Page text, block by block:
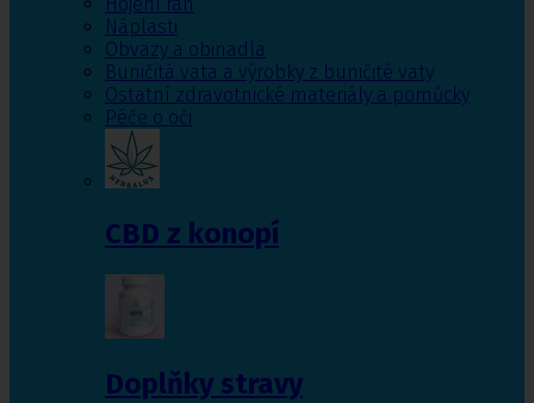
Hojení ran
Náplasti
Obvazy a obinadla
Buničitá vata a výrobky z buničité vaty
Ostatní zdravotnické materiály a pomůcky
Péče o oči
CBD z konopí
Doplňky stravy